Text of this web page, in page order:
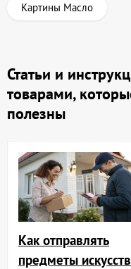
Картины Масло
Статьи и
товарами,
полезны
Как отправлять
предметы